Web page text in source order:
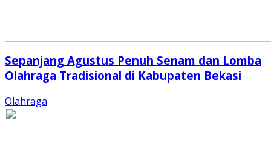
Sepanjang Agustus Penuh Senam dan Lomba
Olahraga Tradisional di Kabupaten Bekasi
Olahraga